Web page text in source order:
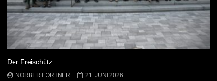
Der Freischütz
NORBERT ORTNER
21. JUNI 2026